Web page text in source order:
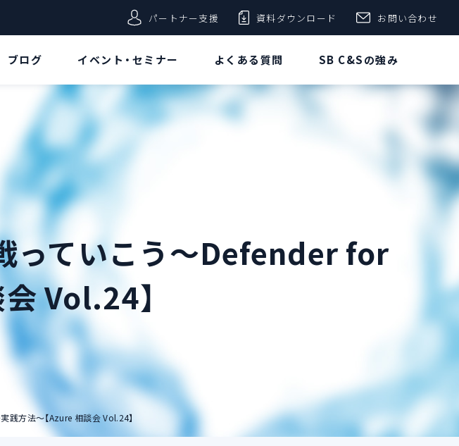
パートナー支援 資料ダウンロード お問い合わせ
ブログ イベント・セミナー よくある質問 SB C&Sの強み
っていこう～Defender for
Vol.24】
方法～【Azure 相談会 Vol.24】